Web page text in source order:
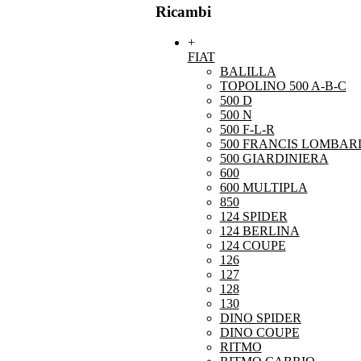
Ricambi
+
FIAT
BALILLA
TOPOLINO 500 A-B-C
500 D
500 N
500 F-L-R
500 FRANCIS
500 GIARDINIERA
600
600 MULTIPLA
850
124 SPIDER
124 BERLINA
124 COUPE
126
127
128
130
DINO SPIDER
DINO COUPE
RITMO